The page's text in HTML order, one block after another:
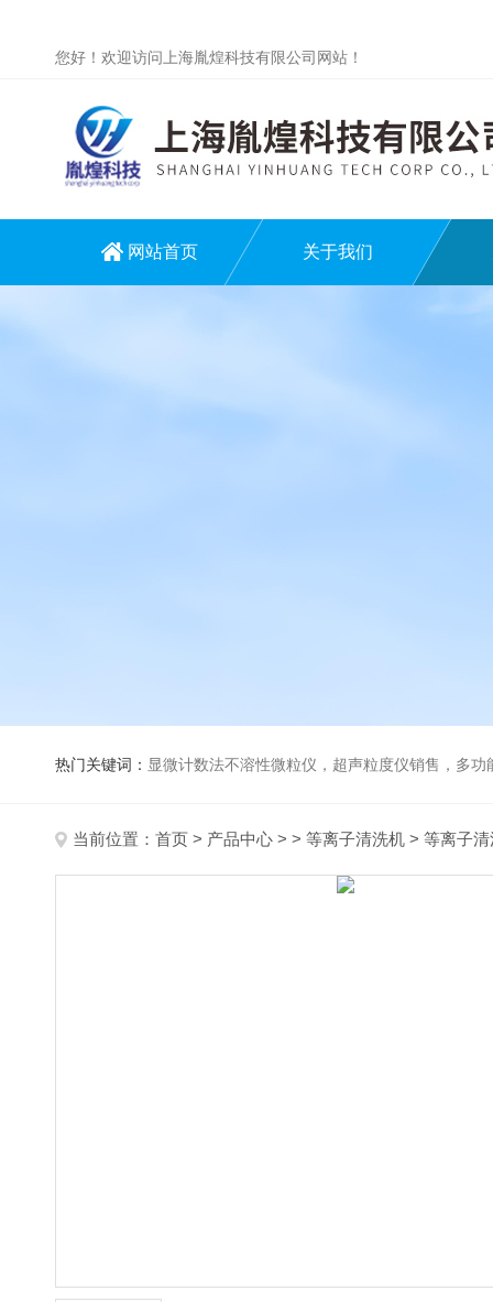
您好！欢迎访问上海胤煌科技有限公司网站！
网站首页 关于我们
热门关键词： 显微计数法不溶性微粒仪，超声粒度仪销售，多功能超声粒度分析仪，粒度及
当前位置： 首页 > 产品中心 > > 等离子清洗机 > 等离子